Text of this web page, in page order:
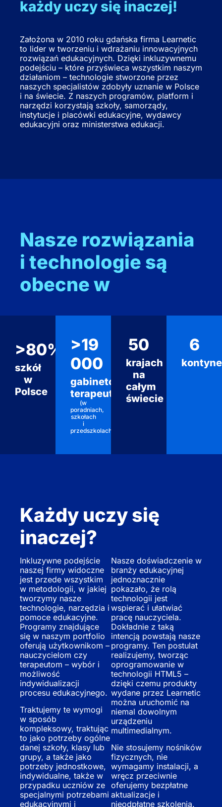
każdy uczy się inaczej!
Założona w 2010 roku gdańska firma Learnetic
to lider w tworzeniu i wdrażaniu innowacyjnych
rozwiązań edukacyjnych. Dzięki inkluzywnemu
podejściu – które przyświeca wszystkim naszym
działaniom – technologie stworzone przez
naszych specjalistów zdobyły uznanie w Polsce
i na świecie. Z naszych programów, platform i
narzędzi korzystają szkoły, samorządy,
instytucje i placówki edukacyjne, wydawcy
edukacyjni oraz ministerstwa edukacji.
Nasze rozwiązania
i technologie są
obecne w
>80%
szkół
w
Polsce
>19
000
gabinetów
terapeutycznych
(w
poradniach,
szkołach
i
przedszkolach)
50
krajach
na
całym
świecie
6
Każdy uczy się
inaczej?
Inkluzywne podejście
naszej firmy widoczne
jest przede wszystkim
w metodologii, w jakiej
tworzymy nasze
technologie, narzędzia i
pomoce edukacyjne.
Programy znajdujące
się w naszym portfolio
oferują użytkownikom –
nauczycielom czy
terapeutom – wybór i
możliwość
indywidualizacji
procesu edukacyjnego.
Traktujemy te wymogi
w sposób
kompleksowy, traktując
to jako potrzeby ogólne
danej szkoły, klasy lub
grupy, a także jako
potrzeby jednostkowe,
indywidualne, także w
przypadku uczniów ze
specjalnymi potrzebami
edukacyjnymi i
Nasze doświadczenie w
branży edukacyjnej
jednoznacznie
pokazało, że rolą
technologii jest
wspierać i ułatwiać
pracę nauczyciela.
Dokładnie z taką
intencją powstają nasze
programy. Ten postulat
realizujemy, tworząc
oprogramowanie w
technologii HTML5 –
dzięki czemu produkty
wydane przez Learnetic
można uruchomić na
niemal dowolnym
urządzeniu
multimedialnym.
Nie stosujemy nośników
fizycznych, nie
wymagamy instalacji, a
wręcz przeciwnie
oferujemy bezpłatne
aktualizacje i
nieodpłatne szkolenia.